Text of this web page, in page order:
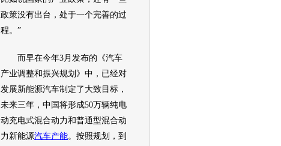
政策没有出台，处于一个完善的过
程。”
而早在今年3月发布的《汽车
产业调整和振兴规划》中，已经对
发展新能源汽车制定了大致目标，
未来三年，中国将形成50万辆纯电
动充电式混合动力和普通型混合动
力 新能源汽车产能。按照规划，到